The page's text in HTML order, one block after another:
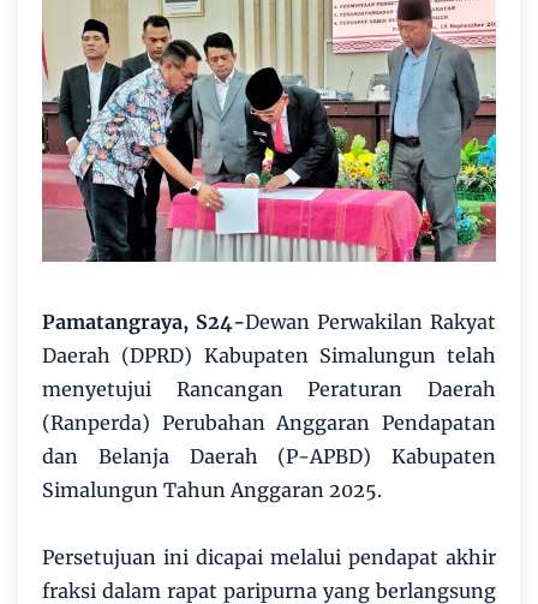
Pamatangraya, S24-Dewan Perwakilan Rakyat
Daerah (DPRD) Kabupaten Simalungun telah
menyetujui Rancangan Peraturan Daerah
(Ranperda) Perubahan Anggaran Pendapatan
dan Belanja Daerah (P-APBD) Kabupaten
Simalungun Tahun Anggaran 2025.
Persetujuan ini dicapai melalui pendapat akhir
fraksi dalam rapat paripurna yang berlangsung